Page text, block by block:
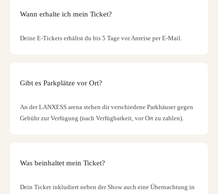
Wann erhalte ich mein Ticket?
Deine E-Tickets erhältst du bis 5 Tage vor Anreise per E-Mail.
Gibt es Parkplätze vor Ort?
An der LANXESS arena stehen dir verschiedene Parkhäuser gegen
Gebühr zur Verfügung (nach Verfügbarkeit, vor Ort zu zahlen).
Was beinhaltet mein Ticket?
Dein Ticket inkludiert neben der Show auch eine Übernachtung in